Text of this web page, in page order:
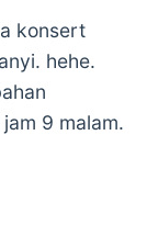
konsert
hehe.
9 malam.